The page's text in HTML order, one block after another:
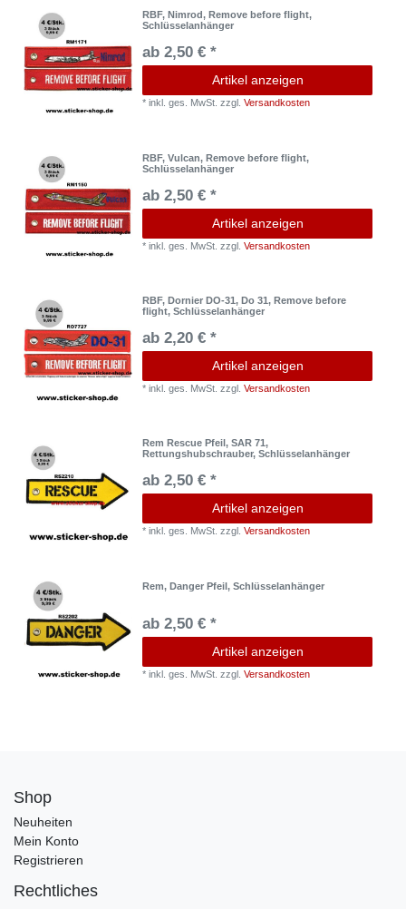
RBF, Nimrod, Remove before flight,
Schlüsselanhänger
ab 2,50 € *
Artikel anzeigen
*inkl. ges. MwSt. zzgl.Versandkosten
RBF, Vulcan, Remove before flight,
Schlüsselanhänger
ab 2,50 € *
Artikel anzeigen
*inkl. ges. MwSt. zzgl.Versandkosten
RBF, Dornier DO-31, Do 31, Remove before
flight, Schlüsselanhänger
ab 2,20 € *
Artikel anzeigen
*inkl. ges. MwSt. zzgl.Versandkosten
Rem Rescue Pfeil, SAR 71,
Rettungshubschrauber, Schlüsselanhänger
ab 2,50 € *
Artikel anzeigen
*inkl. ges. MwSt. zzgl.Versandkosten
Rem, Danger Pfeil, Schlüsselanhänger
ab 2,50 € *
Artikel anzeigen
*inkl. ges. MwSt. zzgl.Versandkosten
Shop
Neuheiten
Mein Konto
Registrieren
Rechtliches